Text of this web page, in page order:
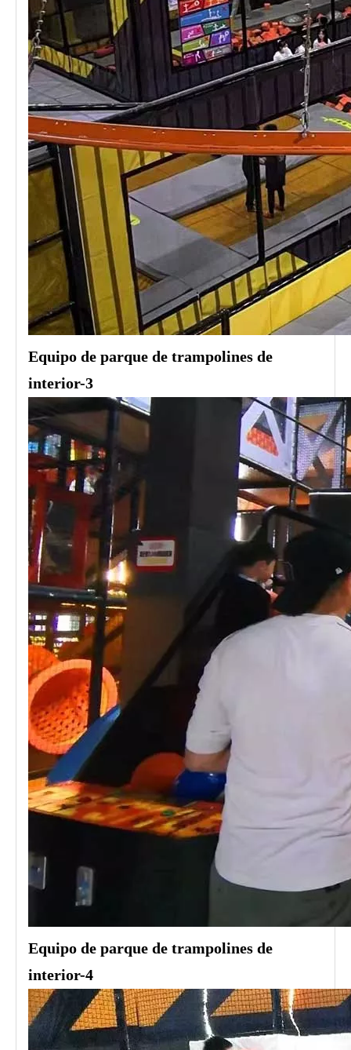
Equipo de parque de trampolines de
interior-3
Equipo de parque de trampolines de
interior-4